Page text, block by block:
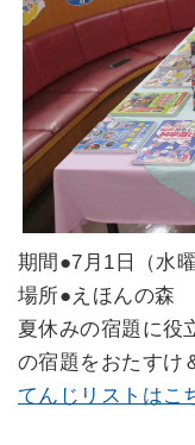
期間●7月1日（水
場所●えほんの森
夏休みの宿題に役
の宿題をおたすけ
てんじリストはこ